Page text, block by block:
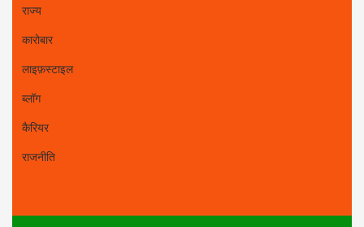
राज्य
कारोबार
लाइफ़स्टाइल
ब्लॉग
कैरियर
राजनीति